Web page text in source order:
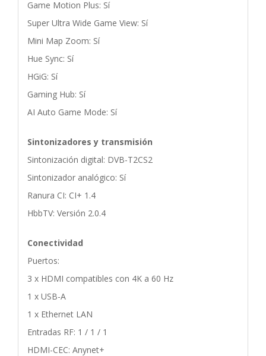
Game Motion Plus: Sí
Super Ultra Wide Game View: Sí
Mini Map Zoom: Sí
Hue Sync: Sí
HGiG: Sí
Gaming Hub: Sí
AI Auto Game Mode: Sí
Sintonizadores y transmisión
Sintonización digital: DVB-T2CS2
Sintonizador analógico: Sí
Ranura CI: CI+ 1.4
HbbTV: Versión 2.0.4
Conectividad
Puertos:
3 x HDMI compatibles con 4K a 60 Hz
1 x USB-A
1 x Ethernet LAN
Entradas RF: 1 / 1 / 1
HDMI-CEC: Anynet+